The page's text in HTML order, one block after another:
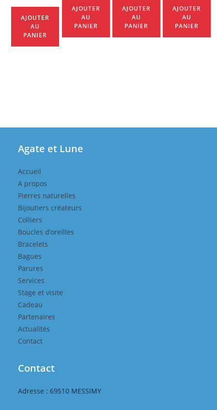
AJOUTER
AU
PANIER
AJOUTER
AU
PANIER
AJOUTER
AU
PANIER
AJOUTER
AU
PANIER
Agate et Lune
Accueil
A propos
Pierres naturelles
Bijoutiers créateurs
Colliers
Boucles d’oreilles
Bracelets
Bagues
Parures
Services
Stage et visite
Cadeau
Partenaires
Actualités
Contact
Contact
Adresse : 69510 MESSIMY